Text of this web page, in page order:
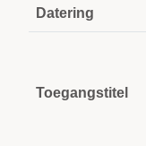
Datering
Toegangstitel